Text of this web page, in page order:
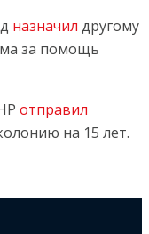
назначил другому
за помощь
отправил
на 15 лет.